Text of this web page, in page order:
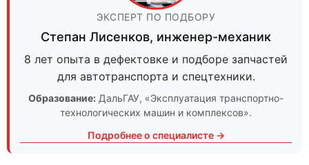
ЭКСПЕРТ ПО ПОДБОРУ
Степан Лисенков, инженер-механик
8 лет опыта в дефектовке и подборе запчастей
для автотранспорта и спецтехники.
Образование: ДальГАУ, «Эксплуатация транспортно-
технологических машин и комплексов».
Подробнее о специалисте →